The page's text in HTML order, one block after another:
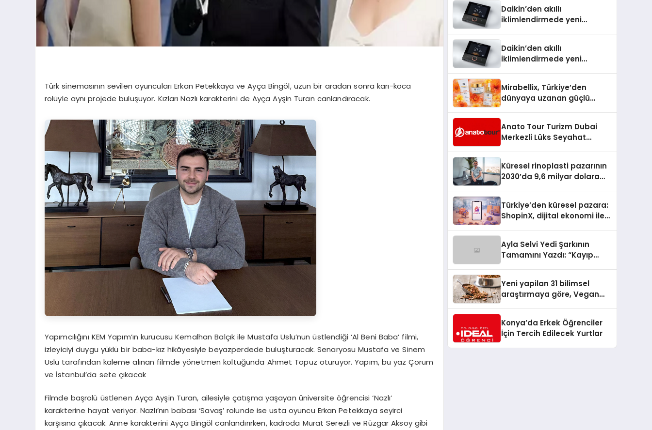
Türk sinemasının sevilen oyuncuları Erkan Petekkaya ve Ayça Bingöl, uzun bir aradan sonra karı-koca
rolüyle aynı projede buluşuyor. Kızları Nazlı karakterini de Ayça Ayşin Turan canlandıracak.
Yapımcılığını KEM Yapım’ın kurucusu Kemalhan Balçık ile Mustafa Uslu’nun üstlendiği ‘Al Beni Baba’ filmi,
izleyiciyi duygu yüklü bir baba-kız hikâyesiyle beyazperdede buluşturacak. Senaryosu Mustafa ve Sinem
Uslu tarafından kaleme alınan filmde yönetmen koltuğunda Ahmet Topuz oturuyor. Yapım, bu yaz Çorum
ve İstanbul’da sete çıkacak
Filmde başrolü üstlenen Ayça Ayşin Turan, ailesiyle çatışma yaşayan üniversite öğrencisi ‘Nazlı’
karakterine hayat veriyor. Nazlı’nın babası ‘Savaş’ rolünde ise usta oyuncu Erkan Petekkaya seyirci
karşısına çıkacak. Anne karakterini Ayça Bingöl canlandırırken, kadroda Murat Serezli ve Rüzgar Aksoy gibi
Daikin’den akıllı
iklimlendirmede yeni
Daikin’den akıllı
iklimlendirmede yeni
Mirabellix, Türkiye’den
dünyaya uzanan güçlü
Anato Tour Turizm Dubai
Merkezli Lüks Seyahat
Küresel rinoplasti pazarının
2030’da 9,6 milyar dolara
Türkiye’den küresel pazara:
ShopinX, dijital ekonomi ile
Ayla Selvi Yedi Şarkının
Tamamını Yazdı: “Kayıp
Yeni yapilan 31 bilimsel
araştırmaya göre, Vegan
Sindirildiğini Ortaya Koydu
Konya’da Erkek Öğrenciler
İçin Tercih Edilecek Yurtlar